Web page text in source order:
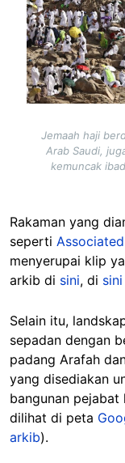
Jemaah haji
Arab Saudi,
kemuncak
Rakaman yang
seperti
menyerupai klip
arkib di sini, di sini
Selain itu,
sepadan dengan
padang Arafah
yang disediakan
bangunan
dilihat di peta
arkib).